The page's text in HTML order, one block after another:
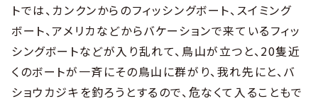
トでは、カンクンからのフィッシングボート、スイミング
ボート、アメリカなどからバケーションで来ているフィッ
シングボートなどが入り乱れて、鳥山が立つと、20隻近
くのボートが一斉にその鳥山に群がり、我れ先にと、バ
ショウカジキを釣ろうとするので、危なくて入ることもで